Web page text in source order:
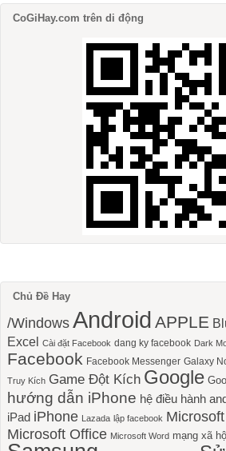
CoGiHay.com trên di động
Chủ Đề Hay
/Windows Android APPLE
Excel
Cài đặt Facebook dang ky facebook Dark
Facebook Facebook Messenger Galaxy
Truy Kích Game Đột Kích Google
hướng dẫn iPhone hệ điều hành
iPad iPhone Lazada lập facebook Microsoft
Microsoft Office Microsoft Word mạng xã